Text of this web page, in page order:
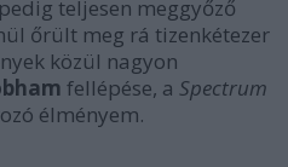
teljesen meggyőző
őrült meg rá tizenkétezer
közül nagyon
fellépése, a Spectrum
élményem.